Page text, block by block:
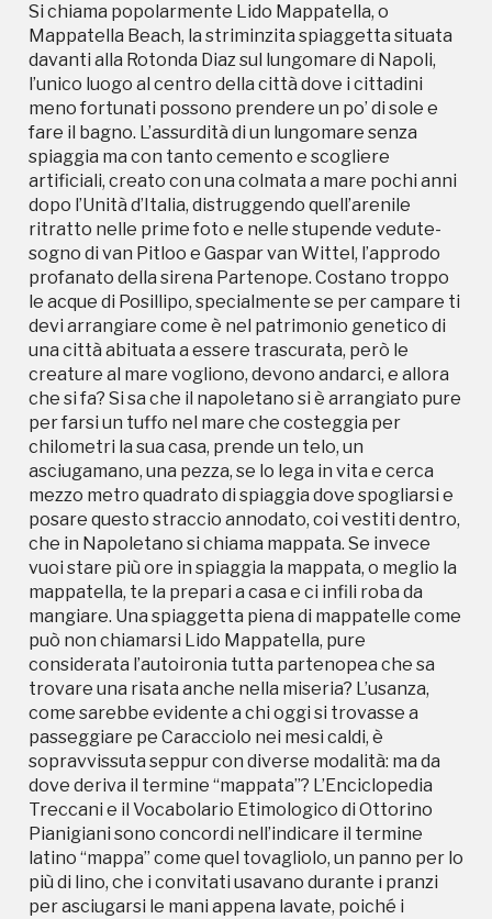
Si chiama popolarmente Lido Mappatella, o
Mappatella Beach, la striminzita spiaggetta situata
davanti alla Rotonda Diaz sul lungomare di Napoli,
l’unico luogo al centro della città dove i cittadini
meno fortunati possono prendere un po’ di sole e
fare il bagno. L’assurdità di un lungomare senza
spiaggia ma con tanto cemento e scogliere
artificiali, creato con una colmata a mare pochi anni
dopo l’Unità d’Italia, distruggendo quell’arenile
ritratto nelle prime foto e nelle stupende vedute-
sogno di van Pitloo e Gaspar van Wittel, l’approdo
profanato della sirena Partenope. Costano troppo
le acque di Posillipo, specialmente se per campare ti
devi arrangiare come è nel patrimonio genetico di
una città abituata a essere trascurata, però le
creature al mare vogliono, devono andarci, e allora
che si fa? Si sa che il napoletano si è arrangiato pure
per farsi un tuffo nel mare che costeggia per
chilometri la sua casa, prende un telo, un
asciugamano, una pezza, se lo lega in vita e cerca
mezzo metro quadrato di spiaggia dove spogliarsi e
posare questo straccio annodato, coi vestiti dentro,
che in Napoletano si chiama mappata. Se invece
vuoi stare più ore in spiaggia la mappata, o meglio la
mappatella, te la prepari a casa e ci infili roba da
mangiare. Una spiaggetta piena di mappatelle come
può non chiamarsi Lido Mappatella, pure
considerata l’autoironia tutta partenopea che sa
trovare una risata anche nella miseria? L’usanza,
come sarebbe evidente a chi oggi si trovasse a
passeggiare pe Caracciolo nei mesi caldi, è
sopravvissuta seppur con diverse modalità: ma da
dove deriva il termine “mappata”? L’Enciclopedia
Treccani e il Vocabolario Etimologico di Ottorino
Pianigiani sono concordi nell’indicare il termine
latino “mappa” come quel tovagliolo, un panno per lo
più di lino, che i convitati usavano durante i pranzi
per asciugarsi le mani appena lavate, poiché i
devi arrangiare come è nel patrimonio genetico di
una città abituata a essere trascurata, però le
creature al mare vogliono, devono andarci, e allora
che si fa? Si sa che il napoletano si è arrangiato pure
per farsi un tuffo nel mare che costeggia per
chilometri la sua casa, prende un telo, un
asciugamano, una pezza, se lo lega in vita e cerca
mezzo metro quadrato di spiaggia dove spogliarsi e
posare questo straccio annodato, coi vestiti dentro,
che in Napoletano si chiama mappata. Se invece
vuoi stare più ore in spiaggia la mappata, o meglio la
mappatella, te la prepari a casa e ci infili roba da
mangiare. Una spiaggetta piena di mappatelle come
può non chiamarsi Lido Mappatella, pure
considerata l’autoironia tutta partenopea che sa
trovare una risata anche nella miseria? L’usanza,
come sarebbe evidente a chi oggi si trovasse a
passeggiare pe Caracciolo nei mesi caldi, è
sopravvissuta seppur con diverse modalità: ma da
dove deriva il termine “mappata”? L’Enciclopedia
Treccani e il Vocabolario Etimologico di Ottorino
Pianigiani sono concordi nell’indicare il termine
latino “mappa” come quel tovagliolo, un panno per lo
più di lino, che i convitati usavano durante i pranzi
per asciugarsi le mani appena lavate, poiché i
Romani usavano mangiare con le mani, e nel quale
porre gli avanzi da portare a casa dal banchetto,
quasi sempre di nascosto. Da quest’uso della mappa,
termine a sua volta di provenienza fenicia secondo
Quintiliano, deriva perciò mappata e poi mappatella,
termini usati per estensione anche quando non
sono trasportati generi alimentari. Gli antichi,
inoltre, usavano dei panni pure per realizzare,
appunto, delle mappe, ossia rappresentazioni
grafiche di un territorio qualunque fosse la sua
estensione, dal semplice campo agricolo al
mappamundus.